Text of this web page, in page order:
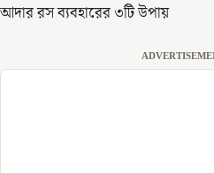
আদার রস ব্যবহারের ৩টি উপায়